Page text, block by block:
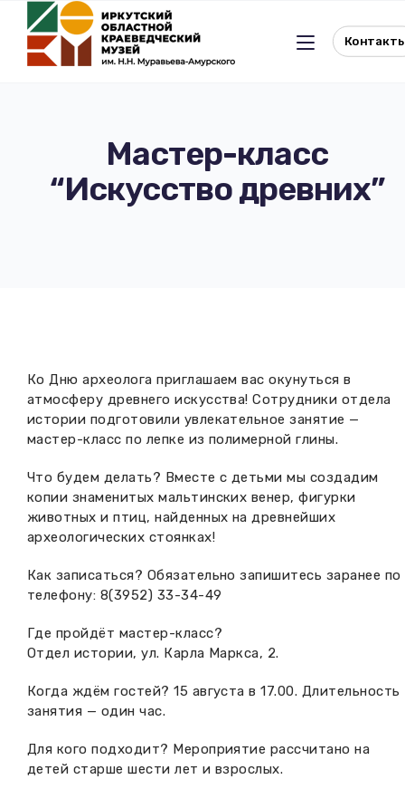
Льготное посещение музея
Виртуальный музей
Вакансии музея
Независимая оценка
Проекты и программы
Новости
Прейскурант
Фонды и коллекции
Окно в Азию
Ледокол Ангара
Музей В.Г. Распутина
КПЦ им. свт. Иннокентия (Вениаминова)
Документы
Музеи региона
Повышение квалификации
Передвижные выставки
Отчетность
Мастер-класс
“Искусство древних”
Ко Дню археолога приглашаем вас окунуться в
атмосферу древнего искусства! Сотрудники отдела
истории подготовили увлекательное занятие —
мастер-класс по лепке из полимерной глины.
Что будем делать? Вместе с детьми мы создадим
копии знаменитых мальтинских венер, фигурки
животных и птиц, найденных на древнейших
археологических стоянках!
Как записаться? Обязательно запишитесь заранее по
телефону: 8(3952) 33-34-49
Где пройдёт мастер-класс?
Отдел истории, ул. Карла Маркса, 2.
Когда ждём гостей? 15 августа в 17.00. Длительность
занятия — один час.
Для кого подходит? Мероприятие рассчитано на
детей старше шести лет и взрослых.